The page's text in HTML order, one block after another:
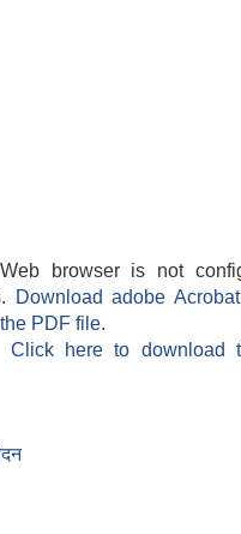
browser is not
Download adobe
PDF file.
Click here to download